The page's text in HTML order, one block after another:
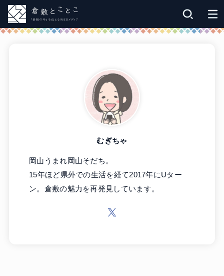
むぎちゃ
岡山うまれ岡山そだち。
15年ほど県外での生活を経て2017年にUター
ン。倉敷の魅力を再発見しています。